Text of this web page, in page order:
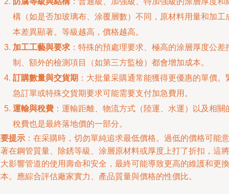
構（如是否加玻璃布、涂覆層數）不同，原材料用量和加工
本差異顯著。等級越高，價格越高。
加工工藝與要求 ：特殊的預處理要求、極高的涂層厚度公差
制、額外的檢測項目（如第三方監檢）都會增加成本。
訂購數量與交貨期 ：大批量采購通常能獲得更優惠的單價。
急訂單或特殊交貨期要求可能需要支付加急費用。
運輸與稅費 ：運輸距離、物流方式（陸運、水運）以及相關
稅費也是最終落地價的一部分。
提示 ：在采購時，切勿單純追求最低價格。過低的價格可能意
在鋼管質量、除銹等級、涂層原材料或厚度上打了折扣，這將
影響管道的使用壽命和安全，最終可能導致更高的維護和更換
。應綜合評估廠家實力、產品質量與價格的性價比。